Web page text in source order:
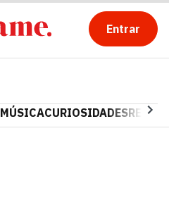
Entrar
MÚSICACURIOSIDADES